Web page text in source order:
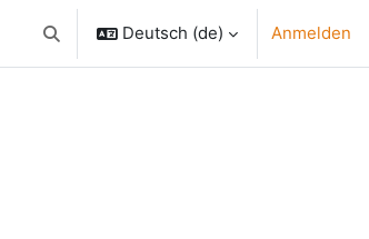
Sucheingabe umschalten
Deutsch ‎(de)‎ Anmelden